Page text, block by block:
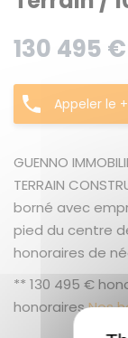
130 495
Appeler le
GUENNO
TERRAIN
borné avec
pied du centre
honoraires de
** 130 495 €
honorairesNos